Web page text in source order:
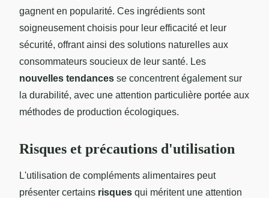
gagnent en popularité. Ces ingrédients sont
soigneusement choisis pour leur efficacité et leur
sécurité, offrant ainsi des solutions naturelles aux
consommateurs soucieux de leur santé. Les
nouvelles tendances se concentrent également sur
la durabilité, avec une attention particulière portée aux
méthodes de production écologiques.
Risques et précautions d'utilisation
L'utilisation de compléments alimentaires peut
présenter certains risques qui méritent une attention